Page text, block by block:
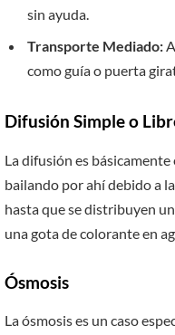
sin ayuda.
Transporte Mediado:
como guía o puerta
Difusión Simple o
La difusión es
bailando por ahí debido a
hasta que se distribuyen
una gota de colorante en
Ósmosis
La ósmosis es un caso